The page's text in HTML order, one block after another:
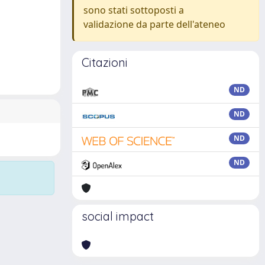
sono stati sottoposti a
validazione da parte dell'ateneo
Citazioni
ND
ND
ND
ND
social impact